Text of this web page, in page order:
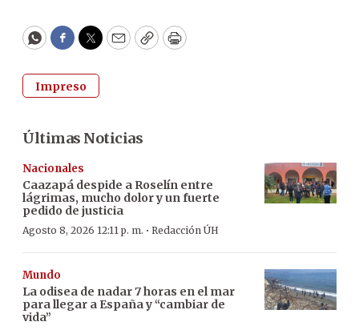
WhatsApp
Facebook
Twitter
EmailCopyPrint
Impreso
Últimas Noticias
Nacionales
Caazapá despide a Roselín entre
lágrimas, mucho dolor y un fuerte
pedido de justicia
Agosto 8, 2026 12:11 p. m. · Redacción ÚH
Mundo
La odisea de nadar 7 horas en el mar
para llegar a España y “cambiar de
vida”